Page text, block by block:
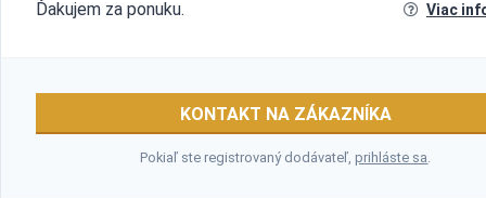
Ďakujem za ponuku. Viac
KONTAKT NA ZÁKAZNÍKA
Pokiaľ ste registrovaný dodávateľ,prihláste sa.